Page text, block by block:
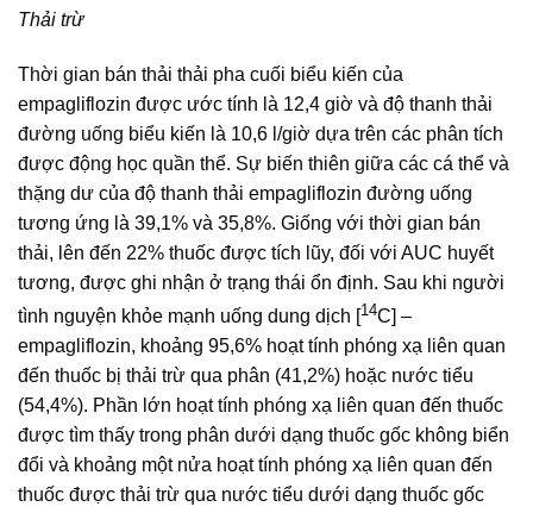
Thải trừ
Thời gian bán thải thải pha cuối biểu kiến của
empagliflozin được ước tính là 12,4 giờ và độ thanh thải
đường uống biểu kiến là 10,6 l/giờ dựa trên các phân tích
được động học quần thể. Sự biến thiên giữa các cá thể và
thặng dư của độ thanh thải empagliflozin đường uống
tương ứng là 39,1% và 35,8%. Giống với thời gian bán
thải, lên đến 22% thuốc được tích lũy, đối với AUC huyết
tương, được ghi nhận ở trạng thái ổn định. Sau khi người
tình nguyện khỏe mạnh uống dung dịch [14C] –
empagliflozin, khoảng 95,6% hoạt tính phóng xạ liên quan
đến thuốc bị thải trừ qua phân (41,2%) hoặc nước tiểu
(54,4%). Phần lớn hoạt tính phóng xạ liên quan đến thuốc
được tìm thấy trong phân dưới dạng thuốc gốc không biển
đổi và khoảng một nửa hoạt tính phóng xạ liên quan đến
thuốc được thải trừ qua nước tiểu dưới dạng thuốc gốc